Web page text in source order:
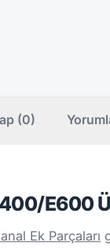
(0)
E600
Ek Parçaları